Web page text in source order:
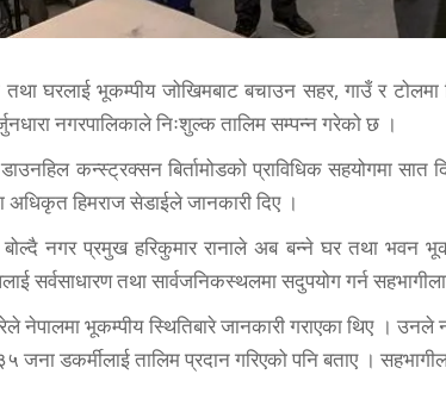
घरलाई भूकम्पीय जोखिमबाट बचाउन सहर, गाउँ र टोलमा
नगरपालिकाले निःशुल्क तालिम सम्पन्न गरेको छ ।
कन्स्ट्रक्सन बिर्तामोडको प्राविधिक सहयोगमा सात
अधिकृत हिमराज सेडाईले जानकारी दिए ।
बोल्दै नगर प्रमुख हरिकुमार रानाले अब बन्ने घर तथा भवन
सर्वसाधारण तथा सार्वजनिकस्थलमा सदुपयोग गर्न
नेपालमा भूकम्पीय स्थितिबारे जानकारी गराएका थिए ।
जना डकर्मीलाई तालिम प्रदान गरिएको पनि बताए ।